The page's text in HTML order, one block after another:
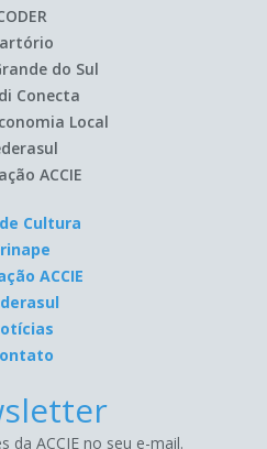
do Sul
Conecta
Local
ACCIE
Cultura
ACCIE
da ACCIE no seu e-mail.